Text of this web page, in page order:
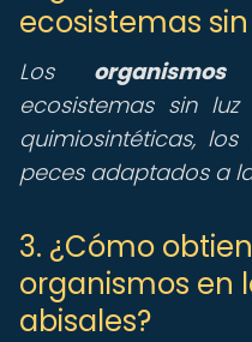
ecosistemas
Los organismos
ecosistemas sin
quimiosintéticas,
peces adaptados a
3. ¿Cómo
organismos en
abisales?